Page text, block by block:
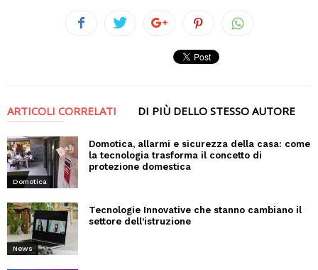
ARTICOLI CORRELATI DI PIÙ DELLO STESSO AUTORE
Domotica
Domotica, allarmi e sicurezza della casa: come
la tecnologia trasforma il concetto di
protezione domestica
News
Tecnologie Innovative che stanno cambiano il
settore dell’istruzione